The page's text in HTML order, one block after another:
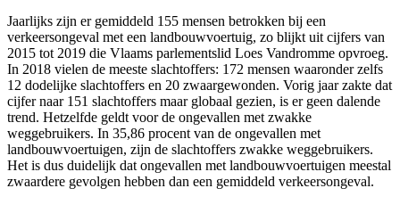
Jaarlijks zijn er gemiddeld 155 mensen betrokken bij een
verkeersongeval met een landbouwvoertuig, zo blijkt uit cijfers van
2015 tot 2019 die Vlaams parlementslid Loes Vandromme opvroeg.
In 2018 vielen de meeste slachtoffers: 172 mensen waaronder zelfs
12 dodelijke slachtoffers en 20 zwaargewonden. Vorig jaar zakte dat
cijfer naar 151 slachtoffers maar globaal gezien, is er geen dalende
trend. Hetzelfde geldt voor de ongevallen met zwakke
weggebruikers. In 35,86 procent van de ongevallen met
landbouwvoertuigen, zijn de slachtoffers zwakke weggebruikers.
Het is dus duidelijk dat ongevallen met landbouwvoertuigen meestal
zwaardere gevolgen hebben dan een gemiddeld verkeersongeval.